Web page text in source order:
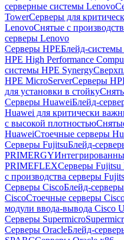
серверные системы Lenovo
TowerСерверы для
LenovoСнятые с
серверы Lenovo
Серверы HPEБлейд-системы
HPE High Performance
системы HPE Synergy
HPE MicroServerСерверы
для установки в стойку
Серверы HuaweiБлейд-
Huawei для критически
с высокой плотностью
HuaweiСтоечные серверы
Серверы FujitsuБлейд-
PRIMERGY
PRIMEFLEXСерверы Fujitsu
с производства серверы
Серверы CiscoБлейд-
CiscoСтоечные серверы
модули ввода-вывода Cisco
Серверы Supermicro
Серверы OracleБлейд-